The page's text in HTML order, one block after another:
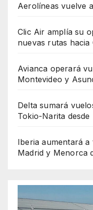
Aerolíneas vuelve
Clic Air amplía su
nuevas rutas
Avianca operará
Montevideo y
Delta sumará
Tokio-Narita
Iberia aumentará
Madrid y Menorca